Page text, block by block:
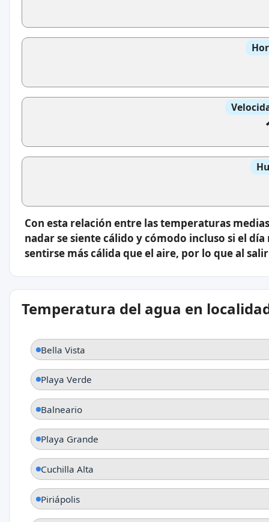
Con esta relación entre las temperaturas
nadar se siente cálido y cómodo incluso si el día
sentirse más cálida que el aire, por lo que al
Temperatura del agua en
Bella Vista
Playa Verde
Balneario
Playa Grande
Cuchilla Alta
Piriápolis